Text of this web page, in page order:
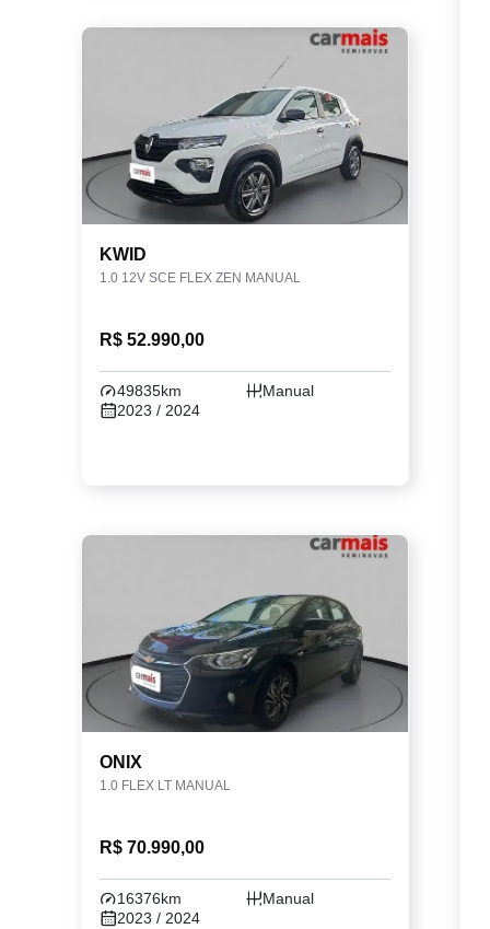
KWID
1.0 12V SCE FLEX ZEN MANUAL
R$ 52.990,00
49835km
Manual
2023 / 2024
ONIX
1.0 FLEX LT MANUAL
R$ 70.990,00
16376km
Manual
2023 / 2024